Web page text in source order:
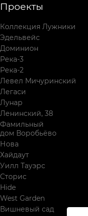
Проекты
Коллекция Лужники
Эдельвейс
Доминион
Река-3
Река-2
Левел Мичуринский
Легаси
Лунар
Ленинский, 38
Фамильный
дом Воробьёво
Нова
Хайдаут
Уилл Тауэрс
Сторис
Hide
West Garden
Вишневый сад